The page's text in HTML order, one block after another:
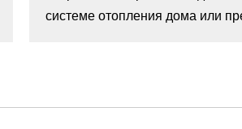
системе отопления дома или